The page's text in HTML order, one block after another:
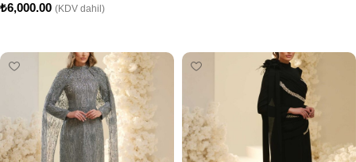
₺6,000.00 (KDV dahil)